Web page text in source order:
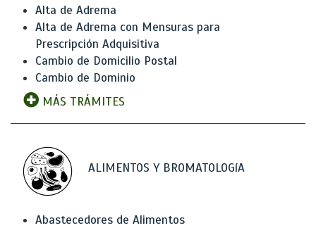
Alta de Adrema
Alta de Adrema con Mensuras para
Prescripción Adquisitiva
Cambio de Domicilio Postal
Cambio de Dominio
MÁS TRÁMITES
ALIMENTOS Y BROMATOLOGíA
Abastecedores de Alimentos